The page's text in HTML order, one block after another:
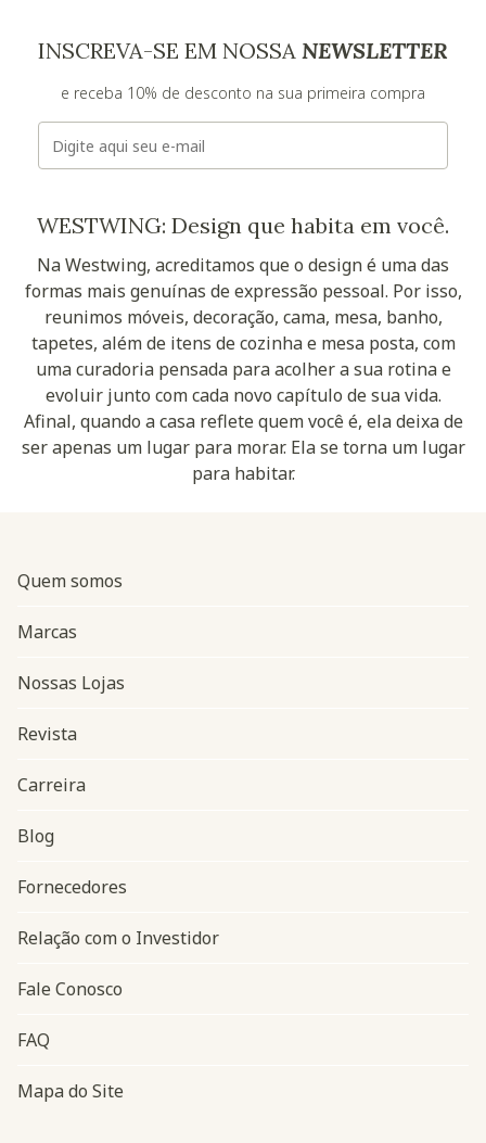
INSCREVA-SE EM NOSSA NEWSLETTER
e receba 10% de desconto na sua primeira compra
WESTWING: Design que habita em você.
Na Westwing, acreditamos que o design é uma das
formas mais genuínas de expressão pessoal. Por isso,
reunimos móveis, decoração, cama, mesa, banho,
tapetes, além de itens de cozinha e mesa posta, com
uma curadoria pensada para acolher a sua rotina e
evoluir junto com cada novo capítulo de sua vida.
Afinal, quando a casa reflete quem você é, ela deixa de
ser apenas um lugar para morar. Ela se torna um lugar
para habitar.
Navegação do rodapé
Quem somos
Marcas
Nossas Lojas
Revista
Carreira
Blog
Fornecedores
Relação com o Investidor
Fale Conosco
FAQ
Mapa do Site